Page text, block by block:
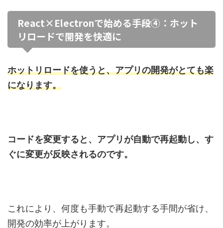
React×Electronで始める手段④：ホット
リロードで開発を快適に
ホットリロードを使うと、アプリの開発がとても楽
になります。
コードを変更すると、アプリが自動で再起動し、す
ぐに変更が反映されるのです。
これにより、何度も手動で再起動する手間が省け、
開発の効率が上がります。